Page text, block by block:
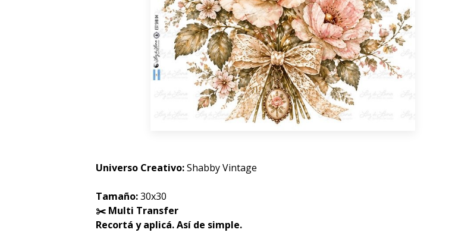
Universo Creativo:Shabby Vintage
Tamaño:30x30
✂️ Multi Transfer
Recortá y aplicá. Así de simple.